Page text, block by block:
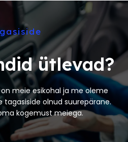
ütlevad?
meie esikohal ja me oleme
tagasiside olnud suurepärane.
kogemust meiega.